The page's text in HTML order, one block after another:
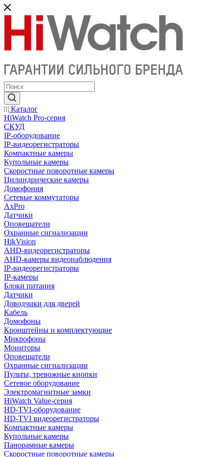
Каталог
HiWatch Pro-серия
CКУД
IP-оборудование
IP-видеорегистраторы
Компактные камеры
Купольные камеры
Скоростные поворотные камеры
Цилиндрические камеры
Домофония
Сетевые коммутаторы
AxPro
Датчики
Оповещатели
Охранные сигнализации
HikVision
AHD-видеорегистраторы
AHD-камеры видеонаблюдения
IP-видеорегистраторы
IP-камеры
Блоки питания
Датчики
Доводчики для дверей
Кабель
Домофоны
Кронштейны и комплектующие
Микрофоны
Мониторы
Оповещатели
Охранные сигнализации
Пульты, тревожные кнопки
Сетевое оборудование
Электромагнитные замки
HiWatch Value-серия
HD-TVI-оборудование
HD-TVI видеорегистраторы
Компактные камеры
Купольные камеры
Панорамные камеры
Скоростные поворотные камеры